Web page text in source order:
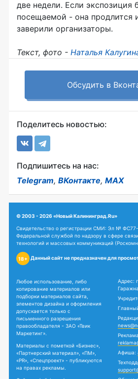
две недели. Если экспозиция
посещаемой - она продлится
заверили организаторы.
Текст, фото - Наталья
Обсудить в
Поделитесь новостью:
Подпишитесь на нас:
Telegram, ВКонтакте, MAX
© 2003 - 2026 «Новый Калининград.Ru»
Свидетельство о регистрации СМИ: Эл №
Федеральной службой по надзору в сфере
технологий и массовых коммуникаций
18+ Данный сайт не предназначен для
Любое использование, либо
копирование материалов или
подборки материалов сайта,
элементов дизайна и оформления
допускается только с
письменного разрешения
правообладателя - ЗАО «Твик
Маркетинг».
Материалы с пометкой «Бизнес»,
«Партнерский материал», «ПМ»,
«PR», «Спецпроект» - публикуются
на правах рекламы.
Адрес:
Афиша: